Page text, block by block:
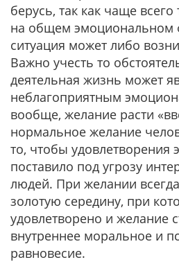
берусь, так как чаще
на общем эмоциональном
ситуация может либо
Важно учесть то
деятельная жизнь может
неблагоприятным
вообще, желание расти
нормальное желание
то, чтобы удовлетворения
поставило под угрозу
людей. При желании
золотую середину, при
удовлетворено и желание
внутреннее моральное и
равновесие.